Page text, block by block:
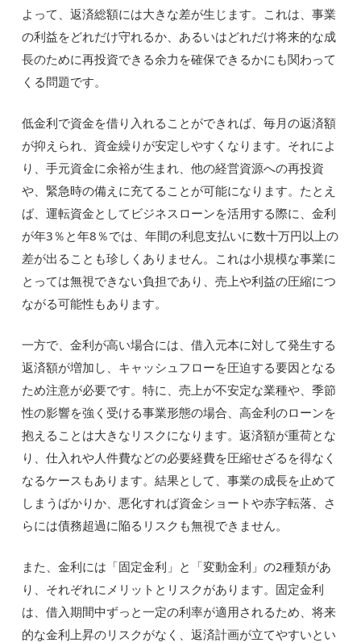
よって、返済総額には大きな差が生じます。これは、事業
の利益をどれだけ守れるか、あるいはどれだけ将来的な成
長のために再投資できる余力を確保できるかにも関わって
くる問題です。
低金利で資金を借り入れることができれば、毎月の返済額
が抑えられ、資金繰りが安定しやすくなります。それによ
り、手元資金に余裕が生まれ、他の経営資源への再投資
や、緊急時の備えに充てることが可能になります。たとえ
ば、運転資金としてビジネスローンを活用する際に、金利
が年3％と年8％では、年間の利息支払いに数十万円以上の
差が出ることも珍しくありません。これは小規模な事業に
とっては無視できない負担であり、売上や利益の圧縮につ
ながる可能性もあります。
一方で、金利が高い場合には、借入元本に対して発生する
返済額が増加し、キャッシュフローを圧迫する要因となる
ため注意が必要です。特に、売上が不安定な業種や、季節
性の影響を強く受ける事業形態の場合、高金利のローンを
抱えることは大きなリスクになります。返済額が重荷とな
り、仕入れや人件費などの必要経費を圧縮せざるを得なく
なるケースもあります。結果として、事業の成長を止めて
しまうばかりか、悪化すれば資金ショートや赤字転落、さ
らには債務超過に陥るリスクも無視できません。
また、金利には「固定金利」と「変動金利」の2種類があ
り、それぞれにメリットとリスクがあります。固定金利
は、借入期間中ずっと一定の利率が適用されるため、将来
的な金利上昇のリスクがなく、返済計画が立てやすいとい